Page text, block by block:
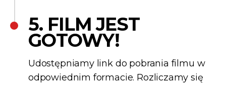
5. FILM JEST
GOTOWY!
Udostępniamy link do pobrania filmu w
odpowiednim formacie. Rozliczamy się